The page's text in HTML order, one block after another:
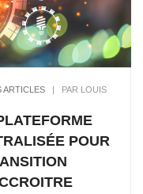
ARTICLES
PAR LOUIS
POUR